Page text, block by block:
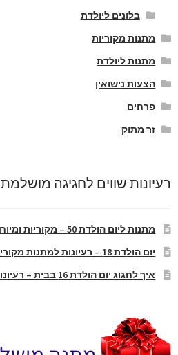
בלונים ליולדת
מתנות מקוריות
מתנות ליולדת
הצעות נישואין
פרחים
זר מתוק
רעיונות שווים לחגיגה מושלמת
מתנות ליום הולדת 50 – מקוריות ומיוחדות
יום הולדת 18 – רעיונות למתנות מקוריות ושוות במיוחד
איך לחגוג יום הולדת 16 בבית – רעיונות מגניבים לבנים ולבנות